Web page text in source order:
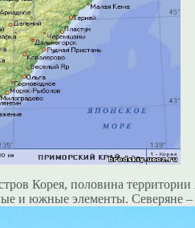
Корея, половина
и южные элементы. Северяне –